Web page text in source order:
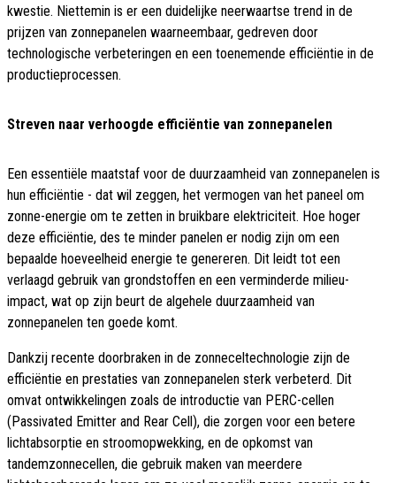
kwestie. Niettemin is er een duidelijke neerwaartse trend in de
prijzen van zonnepanelen waarneembaar, gedreven door
technologische verbeteringen en een toenemende efficiëntie in de
productieprocessen.
Streven naar verhoogde efficiëntie van zonnepanelen
Een essentiële maatstaf voor de duurzaamheid van zonnepanelen is
hun efficiëntie - dat wil zeggen, het vermogen van het paneel om
zonne-energie om te zetten in bruikbare elektriciteit. Hoe hoger
deze efficiëntie, des te minder panelen er nodig zijn om een
bepaalde hoeveelheid energie te genereren. Dit leidt tot een
verlaagd gebruik van grondstoffen en een verminderde milieu-
impact, wat op zijn beurt de algehele duurzaamheid van
zonnepanelen ten goede komt.
Dankzij recente doorbraken in de zonneceltechnologie zijn de
efficiëntie en prestaties van zonnepanelen sterk verbeterd. Dit
omvat ontwikkelingen zoals de introductie van PERC-cellen
(Passivated Emitter and Rear Cell), die zorgen voor een betere
lichtabsorptie en stroomopwekking, en de opkomst van
tandemzonnecellen, die gebruik maken van meerdere